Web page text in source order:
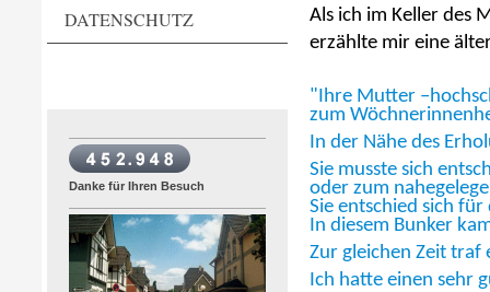
DATENSCHUTZ
Danke für Ihren Besuch
Als ich im Keller des
erzählte mir eine
"Ihre Mutter
zum
In der Nähe des
Sie musste sich
oder zum
Sie
In diesem Bunker
Zur gleichen Zeit traf
Ich hatte einen sehr